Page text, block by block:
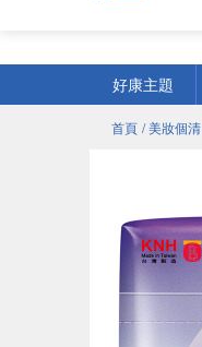
好康主題
首頁 / 美妝個清